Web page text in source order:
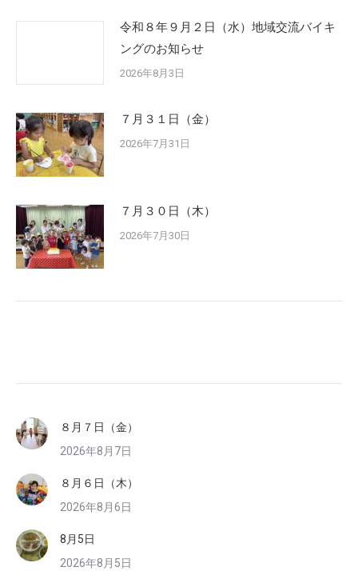
令和８年９月２日（水）地域交流バイキ
ングのお知らせ
2026年8月3日
７月３１日（金）
2026年7月31日
７月３０日（木）
2026年7月30日
８月７日（金）
2026年8月7日
８月６日（木）
2026年8月6日
8月5日
2026年8月5日